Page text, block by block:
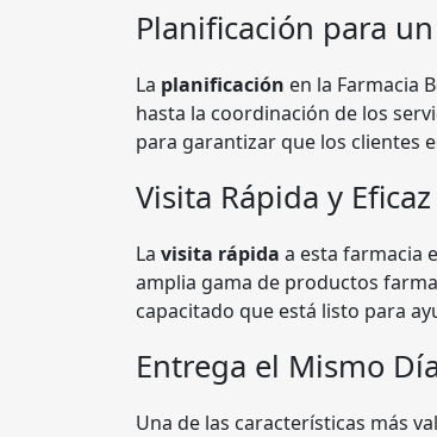
Planificación para
La planificación en la Farmacia
hasta la coordinación de los
para garantizar que los clientes
Visita Rápida y Eficaz
La visita rápida a esta farmacia
amplia gama de productos
capacitado que está listo para
Entrega el Mismo
Una de las características más